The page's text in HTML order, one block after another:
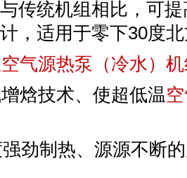
传统机组相比，可
，适用于零下30度
气源热泵（冷水）
焓技术、使超低温
劲制热、源源不断